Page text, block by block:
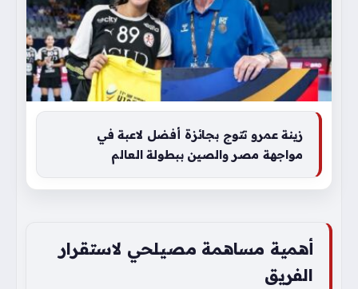
زينة عمرو تتوج بجائزة أفضل لاعبة في
مواجهة مصر والصين ببطولة العالم
أهمية مساهمة مصيلحي لاستقرار
الفريق